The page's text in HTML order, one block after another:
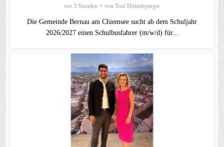
vor 3 Stunden von Toni Hötzelsperger
Die Gemeinde Bernau am Chiemsee sucht ab dem Schuljahr
2026/2027 einen Schulbusfahrer (m/w/d) für...